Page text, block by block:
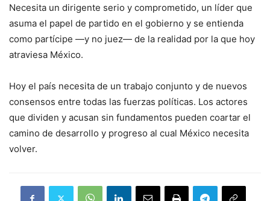
Necesita un dirigente serio y comprometido, un líder que
asuma el papel de partido en el gobierno y se entienda
como partícipe —y no juez— de la realidad por la que hoy
atraviesa México.
Hoy el país necesita de un trabajo conjunto y de nuevos
consensos entre todas las fuerzas políticas. Los actores
que dividen y acusan sin fundamentos pueden coartar el
camino de desarrollo y progreso al cual México necesita
volver.